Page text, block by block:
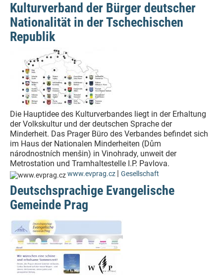
Kulturverband der Bürger deutscher
Nationalität in der Tschechischen
Republik
Die Hauptidee des Kulturverbandes liegt in der Erhaltung
der Volkskultur und der deutschen Sprache der
Minderheit. Das Prager Büro des Verbandes befindet sich
im Haus der Nationalen Minderheiten (Dům
národnostních menšin) in Vinohrady, unweit der
Metrostation und Tramhaltestelle I.P. Pavlova.
www.evprag.cz | Gesellschaft
Deutschsprachige Evangelische
Gemeinde Prag